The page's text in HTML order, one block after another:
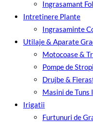
Ingrasamant
Intretinere Plante
Ingrasaminte
Utilaje & Aparate
Motocoase &
Pompe de
Drujbe &
Masini de Tuns
Irigatii
Furtunuri de